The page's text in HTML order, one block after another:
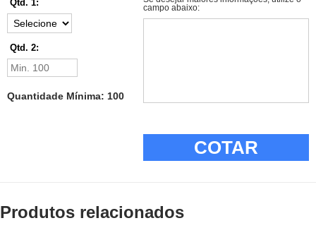
Qtd. 1:
Qtd. 2:
Quantidade Mínima: 100
campo abaixo:
COTAR
Produtos relacionados